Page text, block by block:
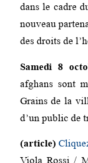
dans le cadre
nouveau
des droits de
Samedi 8
afghans sont
Grains de la
d’un public de
(article)
Viola Rossi /